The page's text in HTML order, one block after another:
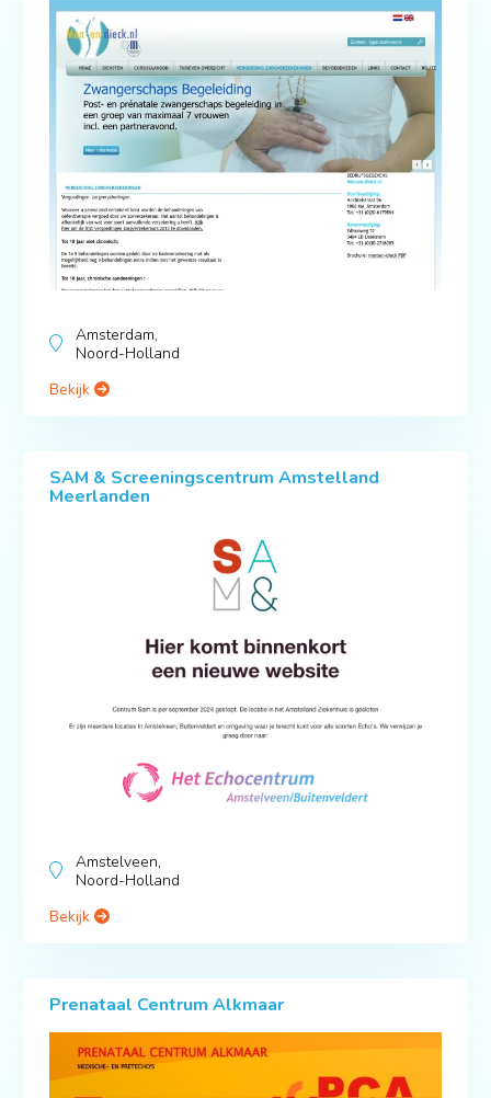
Amsterdam,
Noord-Holland
Bekijk
SAM & Screeningscentrum Amstelland
Meerlanden
Amstelveen,
Noord-Holland
Bekijk
Prenataal Centrum Alkmaar